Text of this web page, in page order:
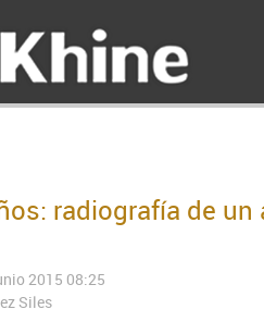
radiografía de un
2015 08:25
Siles